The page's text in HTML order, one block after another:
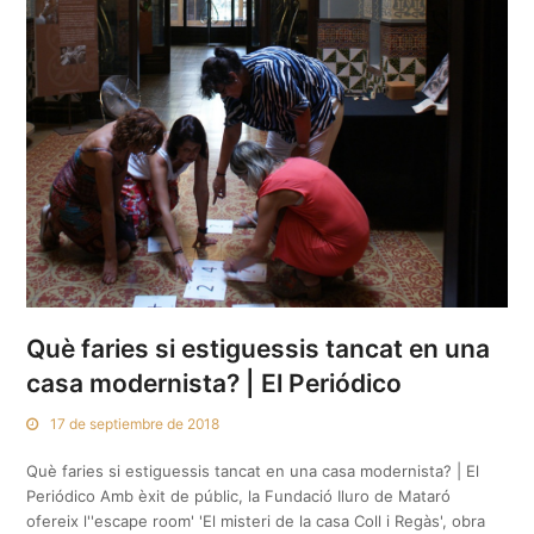
Què faries si estiguessis tancat en una
casa modernista? | El Periódico
17 de septiembre de 2018
Què faries si estiguessis tancat en una casa modernista? | El
Periódico Amb èxit de públic, la Fundació Iluro de Mataró
ofereix l''escape room' 'El misteri de la casa Coll i Regàs', obra